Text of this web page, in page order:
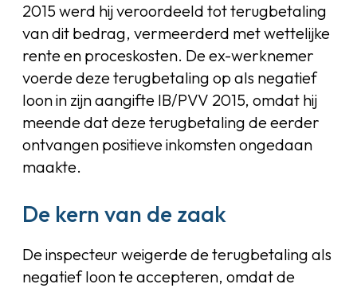
2015 werd hij veroordeeld tot terugbetaling
van dit bedrag, vermeerderd met wettelijke
rente en proceskosten. De ex-werknemer
voerde deze terugbetaling op als negatief
loon in zijn aangifte IB/PVV 2015, omdat hij
meende dat deze terugbetaling de eerder
ontvangen positieve inkomsten ongedaan
maakte.
De kern van de zaak
De inspecteur weigerde de terugbetaling als
negatief loon te accepteren, omdat de